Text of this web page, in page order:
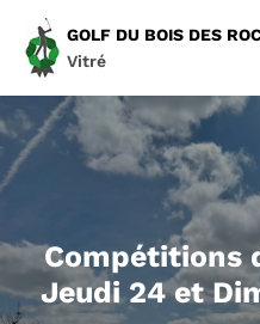
GOLF DU BOIS DES
Vitré
Compétitions
Jeudi 24 et